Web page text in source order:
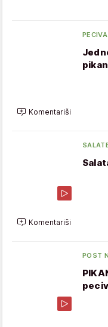
PECIVA
Komentariši
Komentariši
POST